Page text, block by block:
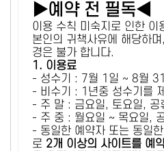
▶예약 전 필독◀
이용 수칙 미숙지로 인한 이
본인의 귀책사유에 해당하
경은 불가 합니다.
1. 이용료
- 성수기 : 7월 1일 ~ 8월
- 비수기 : 1년중 성수기를
- 주 말 : 금요일, 토요일, 공
- 주 중 : 월요일 ~ 목요일,
- 동일한 예약자 또는 동일
로 2개 이상의 사이트를 예